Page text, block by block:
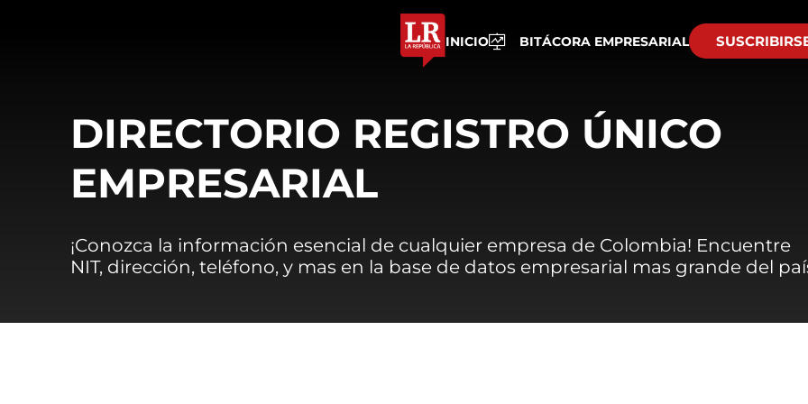
INICIO BITÁCORA EMPRESARIAL
DIRECTORIO REGISTRO ÚNICO
EMPRESARIAL
¡Conozca la información esencial de cualquier empresa de Colombia! Encuentre
NIT, dirección, teléfono, y mas en la base de datos empresarial mas grande del